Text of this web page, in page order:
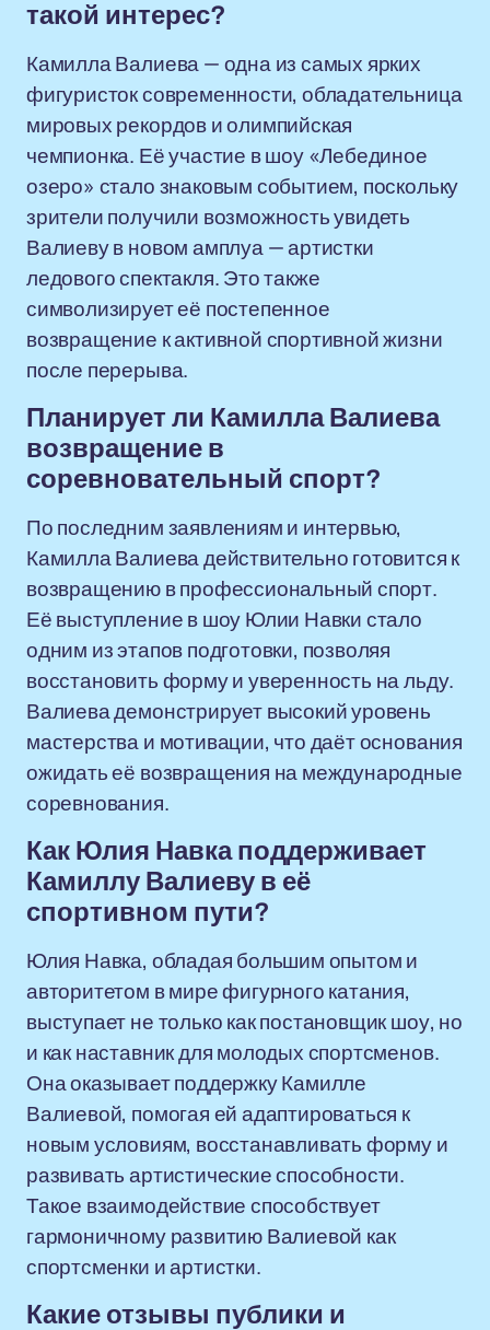
такой интерес?
Камилла Валиева — одна из самых ярких
фигуристок современности, обладательница
мировых рекордов и олимпийская
чемпионка. Её участие в шоу «Лебединое
озеро» стало знаковым событием, поскольку
зрители получили возможность увидеть
Валиеву в новом амплуа — артистки
ледового спектакля. Это также
символизирует её постепенное
возвращение к активной спортивной жизни
после перерыва.
Планирует ли Камилла Валиева
возвращение в
соревновательный спорт?
По последним заявлениям и интервью,
Камилла Валиева действительно готовится к
возвращению в профессиональный спорт.
Её выступление в шоу Юлии Навки стало
одним из этапов подготовки, позволяя
восстановить форму и уверенность на льду.
Валиева демонстрирует высокий уровень
мастерства и мотивации, что даёт основания
ожидать её возвращения на международные
соревнования.
Как Юлия Навка поддерживает
Камиллу Валиеву в её
спортивном пути?
Юлия Навка, обладая большим опытом и
авторитетом в мире фигурного катания,
выступает не только как постановщик шоу, но
и как наставник для молодых спортсменов.
Она оказывает поддержку Камилле
Валиевой, помогая ей адаптироваться к
новым условиям, восстанавливать форму и
развивать артистические способности.
Такое взаимодействие способствует
гармоничному развитию Валиевой как
спортсменки и артистки.
Какие отзывы публики и